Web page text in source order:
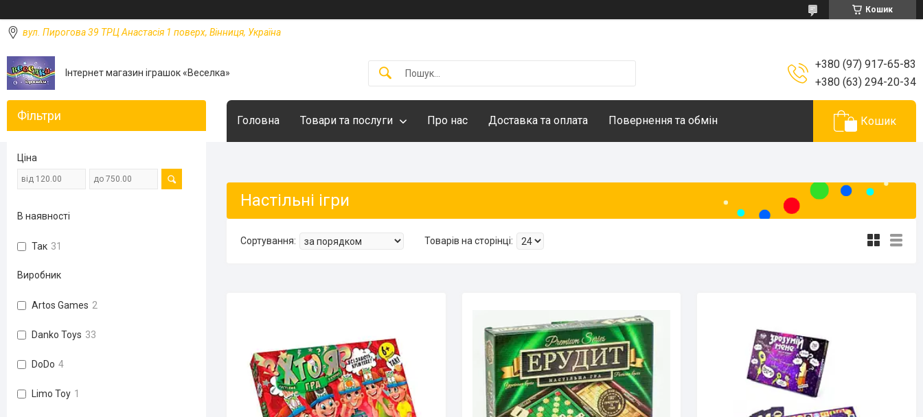
Кошик
вул. Пирогова 39 ТРЦ Анастасія 1 поверх, Вінниця, Україна
Інтернет магазин іграшок «Веселка»
+380 (97) 917-65-83
+380 (63) 294-20-34
Головна Товари та послуги Про нас Доставка та оплата Повернення та обмін Кошик
Настільні ігри
Фільтри
Ціна
В наявності
Так 31
Виробник
Artos Games 2
Danko Toys 33
DoDo 4
Limo Toy 1